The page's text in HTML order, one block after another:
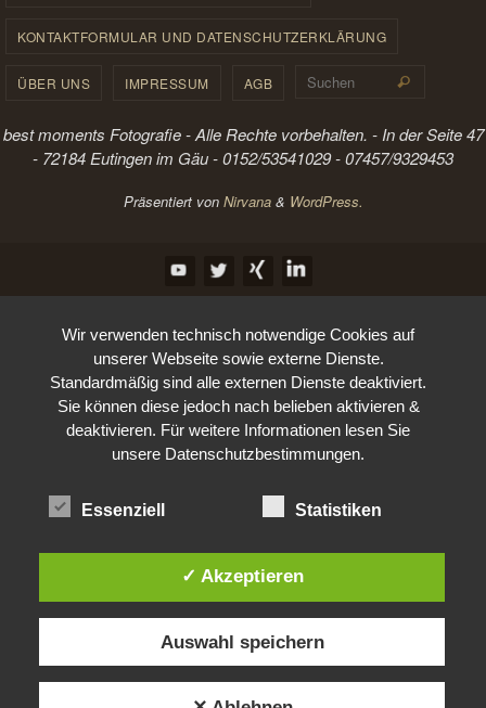
KONTAKTFORMULAR UND DATENSCHUTZERKLÄRUNG
ÜBER UNS IMPRESSUM AGB Suchen
best moments Fotografie - Alle Rechte vorbehalten. - In der Seite 47
- 72184 Eutingen im Gäu - 0152/53541029 - 07457/9329453
Präsentiert von Nirvana& WordPress.
Wir verwenden technisch notwendige Cookies auf
unserer Webseite sowie externe Dienste.
Standardmäßig sind alle externen Dienste deaktiviert.
Sie können diese jedoch nach belieben aktivieren &
deaktivieren. Für weitere Informationen lesen Sie
unsere Datenschutzbestimmungen.
Essenziell Statistiken
✓ Akzeptieren
Auswahl speichern